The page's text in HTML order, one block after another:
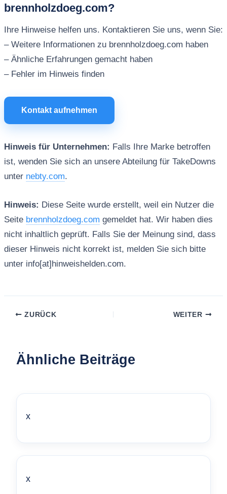
brennholzdoeg.com?
Ihre Hinweise helfen uns. Kontaktieren Sie uns, wenn Sie:
– Weitere Informationen zu brennholzdoeg.com haben
– Ähnliche Erfahrungen gemacht haben
– Fehler im Hinweis finden
Kontakt aufnehmen
Hinweis für Unternehmen: Falls Ihre Marke betroffen
ist, wenden Sie sich an unsere Abteilung für TakeDowns
unter nebty.com.
Hinweis: Diese Seite wurde erstellt, weil ein Nutzer die
Seite brennholzdoeg.com gemeldet hat. Wir haben dies
nicht inhaltlich geprüft. Falls Sie der Meinung sind, dass
dieser Hinweis nicht korrekt ist, melden Sie sich bitte
unter info[at]hinweishelden.com.
ZURÜCK WEITER
Ähnliche Beiträge
x
x